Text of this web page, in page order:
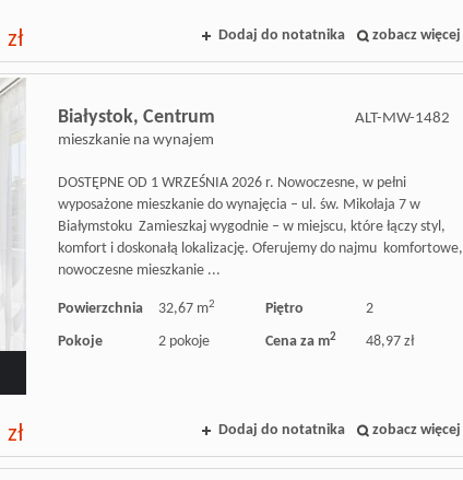
zł Dodaj do notatnika zobacz więcej
Białystok, Centrum
mieszkanie na wynajem
ALT-MW-1482
DOSTĘPNE OD 1 WRZEŚNIA 2026 r. Nowoczesne, w pełni
wyposażone mieszkanie do wynajęcia – ul. św. Mikołaja 7 w
Białymstoku Zamieszkaj wygodnie – w miejscu, które łączy styl,
komfort i doskonałą lokalizację. Oferujemy do najmu komfortowe,
nowoczesne mieszkanie ...
Powierzchnia 32,67 m2 Piętro
2
Pokoje
2 pokoje Cena za m2 48,97 zł
zł Dodaj do notatnika zobacz więcej